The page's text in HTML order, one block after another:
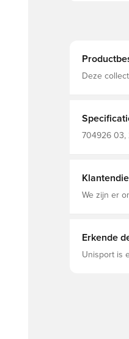
Deze
704926 03,
Interlock -
We zijn er
Erkende
Unisport is